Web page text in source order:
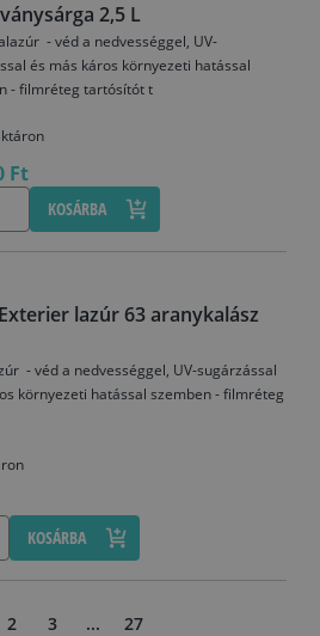
2,5 L
- véd a nedvességgel, UV-
és más káros környezeti hatással
- filmréteg tartósítót t
Ft
KOSÁRBA
lazúr 63 aranykalász
- véd a nedvességgel, UV-sugárzással
környezeti hatással szemben - filmréteg
KOSÁRBA
2 3 ... 27